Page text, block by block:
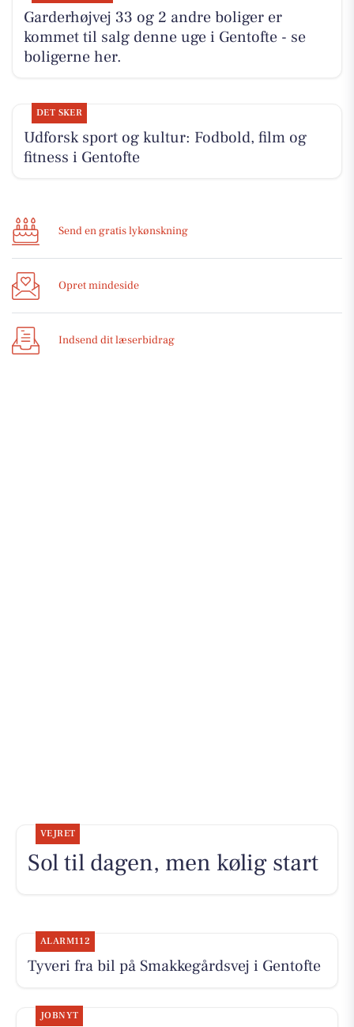
Garderhøjvej 33 og 2 andre boliger er
kommet til salg denne uge i Gentofte - se
boligerne her.
DET SKER
Udforsk sport og kultur: Fodbold, film og
fitness i Gentofte
Send en gratis lykønskning
Opret mindeside
Indsend dit læserbidrag
VEJRET
Sol til dagen, men kølig start
ALARM112
Tyveri fra bil på Smakkegårdsvej i Gentofte
JOBNYT